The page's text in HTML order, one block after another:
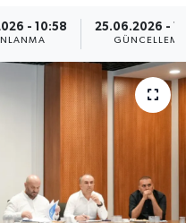
- 10:58 25.06.2026 -
GÜNCELLEME